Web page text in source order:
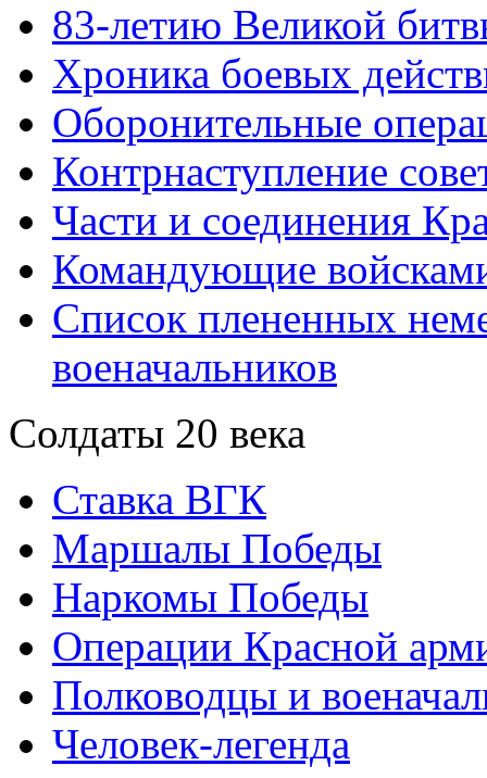
83-летию Великой
Хроника боевых
Оборонительные
Контрнаступление
Части и соединения
Командующие
Список плененных
военачальников
Солдаты 20 века
Ставка ВГК
Маршалы Победы
Наркомы Победы
Операции Красной
Полководцы и
Человек-легенда